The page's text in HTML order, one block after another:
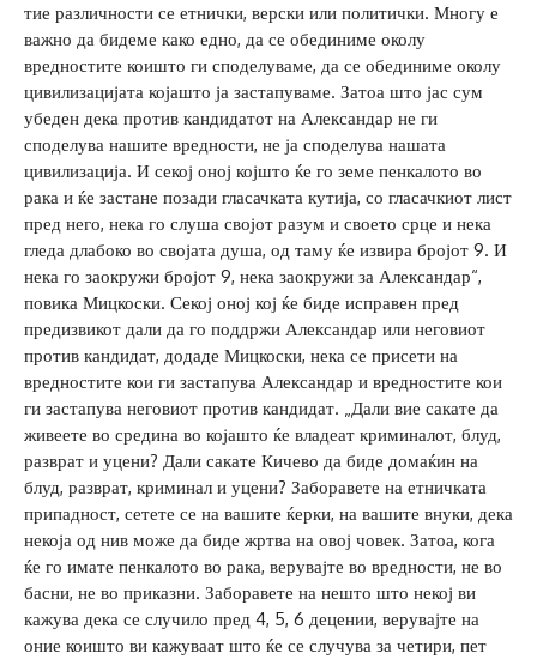
тие различности се етнички, верски или политички. Многу е
важно да бидеме како едно, да се обединиме околу
вредностите коишто ги споделуваме, да се обединиме околу
цивилизацијата којашто ја застапуваме. Затоа што јас сум
убеден дека против кандидатот на Александар не ги
споделува нашите вредности, не ја споделува нашата
цивилизација. И секој оној којшто ќе го земе пенкалото во
рака и ќе застане позади гласачката кутија, со гласачкиот лист
пред него, нека го слуша својот разум и своето срце и нека
гледа длабоко во својата душа, од таму ќе извира бројот 9. И
нека го заокружи бројот 9, нека заокружи за Александар“,
повика Мицкоски. Секој оној кој ќе биде исправен пред
предизвикот дали да го поддржи Александар или неговиот
против кандидат, додаде Мицкоски, нека се присети на
вредностите кои ги застапува Александар и вредностите кои
ги застапува неговиот против кандидат. „Дали вие сакате да
живеете во средина во којашто ќе владеат криминалот, блуд,
разврат и уцени? Дали сакате Кичево да биде домаќин на
блуд, разврат, криминал и уцени? Заборавете на етничката
припадност, сетете се на вашите ќерки, на вашите внуки, дека
некоја од нив може да биде жртва на овој човек. Затоа, кога
ќе го имате пенкалото во рака, верувајте во вредности, не во
басни, не во приказни. Заборавете на нешто што некој ви
кажува дека се случило пред 4, 5, 6 децении, верувајте на
оние коишто ви кажуваат што ќе се случува за четири, пет